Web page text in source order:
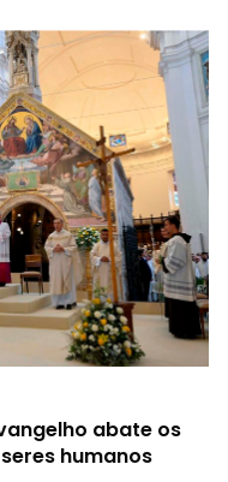
abate os
humanos